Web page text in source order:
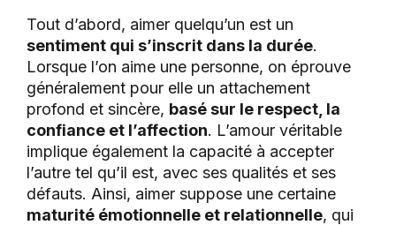
Tout d’abord, aimer quelqu’un est un
sentiment qui s’inscrit dans la durée.
Lorsque l’on aime une personne, on éprouve
généralement pour elle un attachement
profond et sincère, basé sur le respect, la
confiance et l’affection. L’amour véritable
implique également la capacité à accepter
l’autre tel qu’il est, avec ses qualités et ses
défauts. Ainsi, aimer suppose une certaine
maturité émotionnelle et relationnelle, qui